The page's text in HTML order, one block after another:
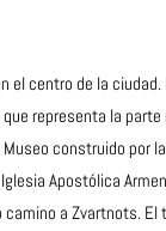
el centro de la ciudad.
representa la parte
construido por
Iglesia Apostólica
a Zvartnots. El